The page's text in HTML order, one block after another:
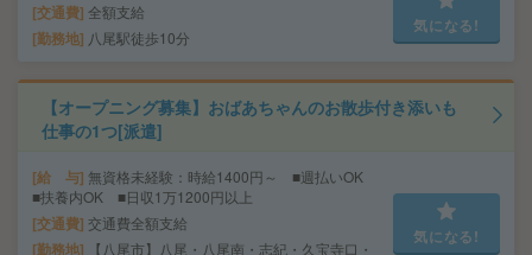
交通費 全額支給
勤務地 八尾駅徒歩10分
気になる!
【オープニング募集】おばあちゃんのお散歩付き添いも
仕事の1つ[派遣]
給 与 無資格未経験：時給1400円～ ■週払いOK
■扶養内OK ■日収1万1200円以上
交通費 交通費全額支給
勤務地 【八尾市】八尾・八尾南・志紀・久宝寺口・
気になる!